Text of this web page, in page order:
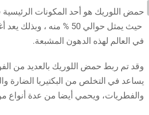
حمض اللوريك هو أحد المكونات
حيث يمثل حوالي 50 % منه ،
في العالم لهذه الدهون المشبعة.
وقد تم ربط حمض اللوريك بالعديد من
يساعد في التخلص من البكتيريا الضارة
والفطريات، ويحمي أيضا من عدة أنواع